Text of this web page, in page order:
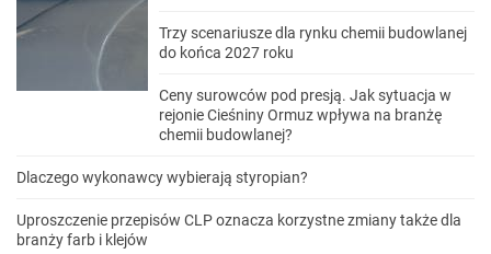
Trzy scenariusze dla rynku chemii budowlanej
do końca 2027 roku
Ceny surowców pod presją. Jak sytuacja w
rejonie Cieśniny Ormuz wpływa na branżę
chemii budowlanej?
Dlaczego wykonawcy wybierają styropian?
Uproszczenie przepisów CLP oznacza korzystne zmiany także dla
branży farb i klejów